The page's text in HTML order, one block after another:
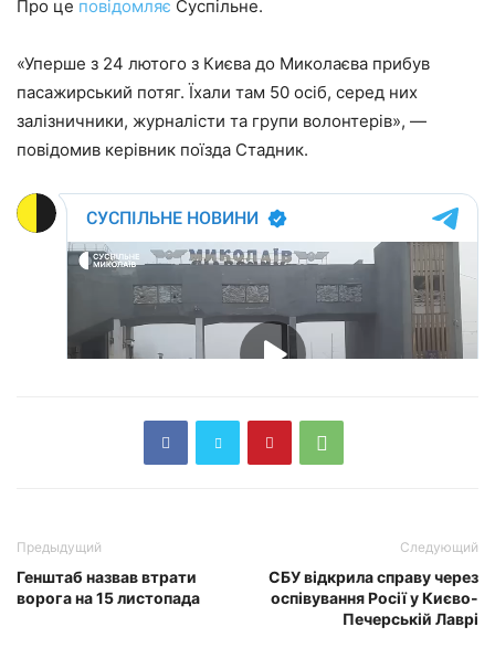
Про це повідомляє Суспільне.
«Уперше з 24 лютого з Києва до Миколаєва прибув
пасажирський потяг. Їхали там 50 осіб, серед них
залізничники, журналісти та групи волонтерів», —
повідомив керівник поїзда Стадник.
Предыдущий
Генштаб назвав втрати
ворога на 15 листопада
Следующий
СБУ відкрила справу через
оспівування Росії у Києво-
Печерській Лаврі